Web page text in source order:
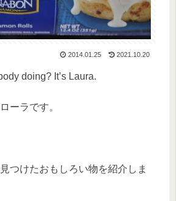
2014.01.25 2021.10.20
doing? It’s Laura.
ーラです。
つけたおもしろい物を紹介しま